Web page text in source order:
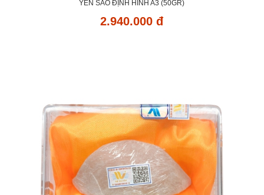
YẾN SÀO ĐỊNH HÌNH A3 (50GR)
2.940.000 đ